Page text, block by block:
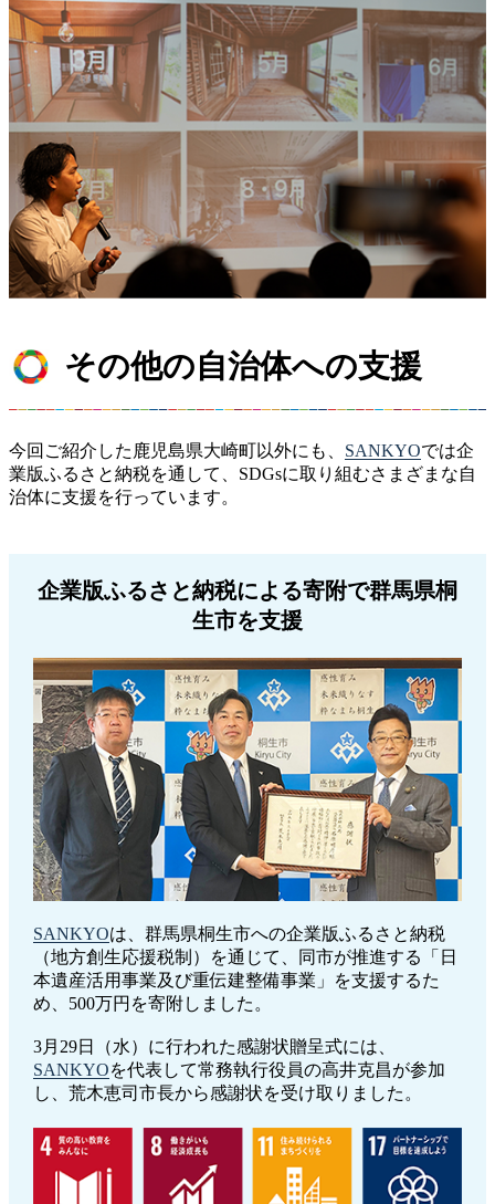
その他の自治体への支援
今回ご紹介した鹿児島県大崎町以外にも、 SANKYOでは企
業版ふるさと納税を通して、SDGsに取り組むさまざまな自
治体に支援を行っています。
企業版ふるさと納税による寄附で群馬県桐
生市を支援
SANKYOは、群馬県桐生市への企業版ふるさと納税
（地方創生応援税制）を通じて、同市が推進する「日
本遺産活用事業及び重伝建整備事業」を支援するた
め、500万円を寄附しました。
3月29日（水）に行われた感謝状贈呈式には、
SANKYOを代表して常務執行役員の高井克昌が参加
し、荒木恵司市長から感謝状を受け取りました。